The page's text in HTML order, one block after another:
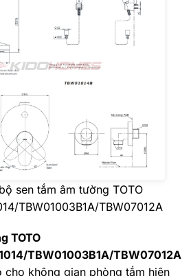
sen tắm âm tường TOTO
TBW01003B1A/TBW07012A
TOTO
TBW01003B1A/TBW07012A
cho không gian phòng tắm hiện